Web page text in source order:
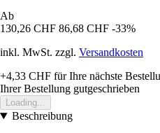
Ab
130,26 CHF 86,68 CHF -33%
inkl. MwSt. zzgl. Versandkosten
+4,33 CHF für Ihre nächste
Ihrer Bestellung gutgeschrieben
Loading...
Beschreibung